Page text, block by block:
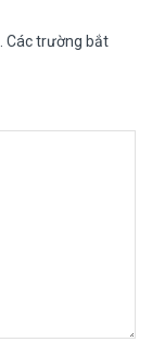
Các trường bắt